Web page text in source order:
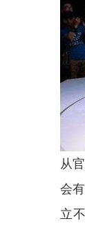
从
会
立